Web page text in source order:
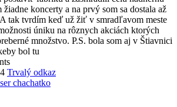
koncerty a na prvý som sa dostala až
tak tvrdím keď už žiť v smradľavom meste
úniku na rôznych akciách ktorých
množstvo. P.S. bola som aj v Štiavnici
bol tu
Trvalý odkaz